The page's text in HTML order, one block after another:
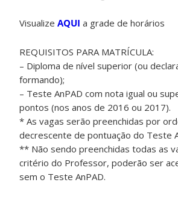
VisualizeAQUI a grade de horários
REQUISITOS PARA MATRÍCULA:
– Diploma de nível superior (ou
formando);
– Teste AnPAD com nota igual ou
pontos (nos anos de 2016 ou 2017).
* As vagas serão preenchidas por
decrescente de pontuação do Teste
** Não sendo preenchidas todas as
critério do Professor, poderão ser
sem o Teste AnPAD.